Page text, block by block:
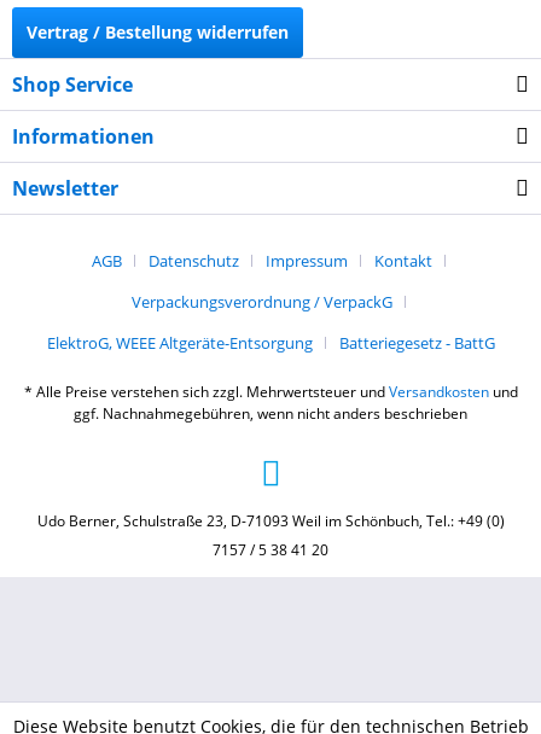
Vertrag / Bestellung widerrufen
Shop Service
Informationen
Newsletter
AGB Datenschutz Impressum
Kontakt
Verpackungsverordnung / VerpackG
ElektroG, WEEE Altgeräte-Entsorgung
Batteriegesetz - BattG
* Alle Preise verstehen sich zzgl. Mehrwertsteuer undVersandkostenund
ggf. Nachnahmegebühren, wenn nicht anders beschrieben
Udo Berner, Schulstraße 23, D-71093 Weil im Schönbuch, Tel.: +49 (0)
7157 / 5 38 41 20
Diese Website benutzt Cookies, die für den technischen Betrieb